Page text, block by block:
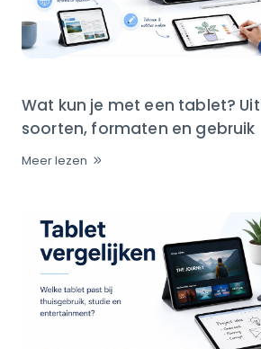
Wat kun je met een tablet?
soorten, formaten en gebruik
Meer lezen